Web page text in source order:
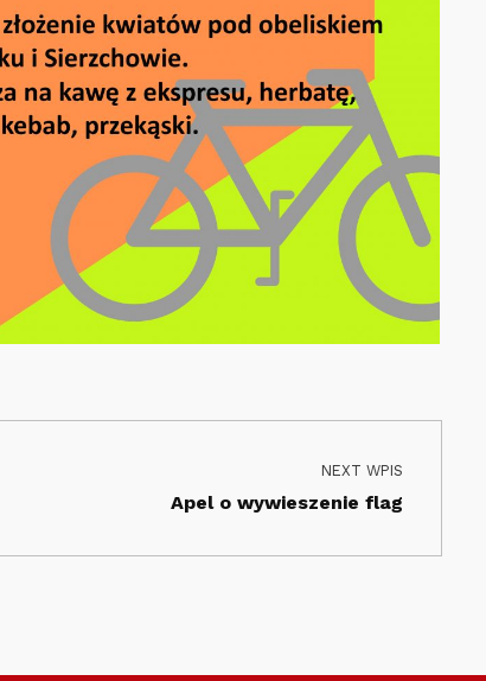
NEXT WPIS
Apel o wywieszenie flag